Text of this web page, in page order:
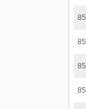
85
85
85
85